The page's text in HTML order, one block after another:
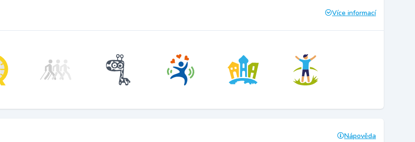
Více informací
Nápověda